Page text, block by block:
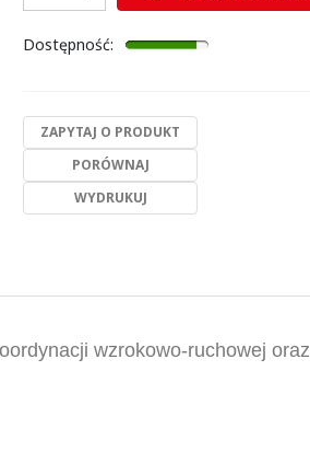
Dostępność:
ZAPYTAJ O PRODUKT
PORÓWNAJ
WYDRUKUJ
wzrokowo-ruchowej oraz